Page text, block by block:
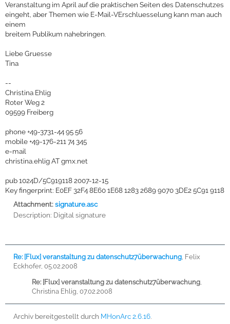
Veranstaltung im April auf die praktischen Seiten des Datenschutzes
eingeht, aber Themen wie E-Mail-VErschluesselung kann man auch
einem
breitem Publikum nahebringen.
Liebe Gruesse
Tina
--
Christina Ehlig
Roter Weg 2
09599 Freiberg
phone +49-3731-44 95 56
mobile +49-176-211 74 345
e-mail
christina.ehlig AT gmx.net
pub 1024D/5C919118 2007-12-15
Key fingerprint: E0EF 32F4 8E60 1E68 1283 2689 9070 3DE2 5C91 9118
Attachment:signature.asc
Description: Digital signature
Re: [Flux] veranstaltung zu datenschutz7überwachung Felix
Eckhofer, 05.02.2008
Re: [Flux] veranstaltung zu datenschutz7überwachung
Christina Ehlig, 07.02.2008
Archiv bereitgestellt durch MHonArc 2.6.16